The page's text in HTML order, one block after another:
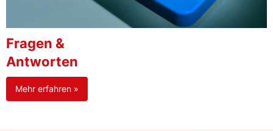
Fragen &
Antworten
Mehr erfahren »